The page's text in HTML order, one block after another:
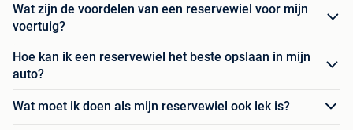
Wat zijn de voordelen van een reservewiel voor mijn
voertuig?
Hoe kan ik een reservewiel het beste opslaan in mijn
auto?
Wat moet ik doen als mijn reservewiel ook lek is?